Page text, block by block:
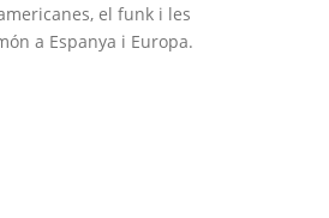
el funk i les
a Espanya i Europa.